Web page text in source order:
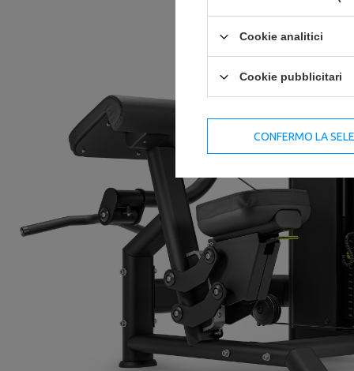
Cookie analitici
Cookie pubblicitari
CONFERMO LA